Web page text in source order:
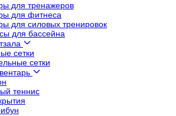
для тренажеров
для фитнеса
для силовых тренировок
для бассейна
сетки
сетки
теннис